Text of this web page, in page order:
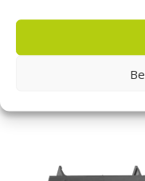
U-Drain afvoergoot
5-10-VHO afvoer